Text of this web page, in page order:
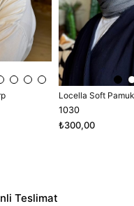
Locella Soft
1030
₺300,00
Teslimat